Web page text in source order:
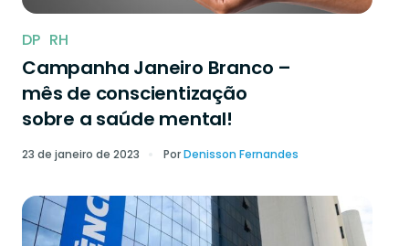
DP RH
Campanha Janeiro Branco –
mês de conscientização
sobre a saúde mental!
23 de janeiro de 2023 PorDenisson Fernandes